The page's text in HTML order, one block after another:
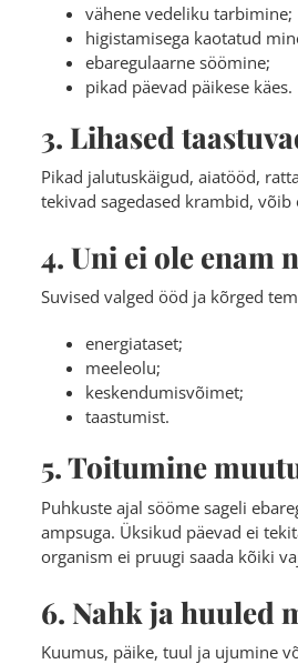
vähene vedeliku tarbimine;
higistamisega kaotatud
ebaregulaarne söömine;
pikad päevad päikese käes.
3. Lihased
Pikad jalutuskäigud, aiatööd,
tekivad sagedased krambid,
4. Uni ei ole enam
Suvised valged ööd ja kõrged
energiataset;
meeleolu;
keskendumisvõimet;
taastumist.
5. Toitumine
Puhkuste ajal sööme sageli
ampsuga. Üksikud päevad ei
organism ei pruugi saada kõiki
6. Nahk ja huuled
Kuumus, päike, tuul ja ujumine